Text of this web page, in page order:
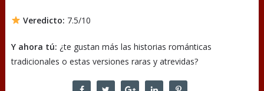
Veredicto: 7.5/10
Y ahora tú: ¿te gustan más las historias románticas
tradicionales o estas versiones raras y atrevidas?